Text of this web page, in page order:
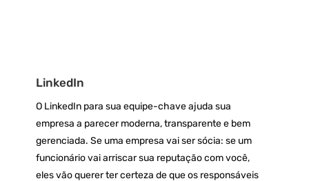
LinkedIn
O LinkedIn para sua equipe-chave ajuda sua
empresa a parecer moderna, transparente e bem
gerenciada. Se uma empresa vai ser sócia: se um
funcionário vai arriscar sua reputação com você,
eles vão querer ter certeza de que os responsáveis